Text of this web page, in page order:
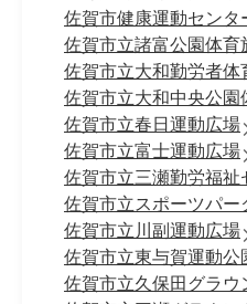
佐賀市健康運動センタ
佐賀市立諸富公園体育
佐賀市立大和勤労者体
佐賀市立大和中央公園
佐賀市立春日運動広場
佐賀市立富士運動広場
佐賀市立三瀬勤労福祉
佐賀市立スポーツパー
佐賀市立川副運動広場
佐賀市立東与賀運動公
佐賀市立久保田グラウ